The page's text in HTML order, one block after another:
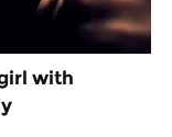
with